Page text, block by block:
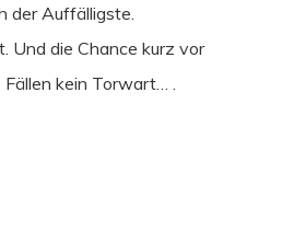
der Auffälligste.
Und die Chance kurz vor
kein Torwart… .